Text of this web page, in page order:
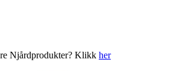
Njårdprodukter? Klikk her